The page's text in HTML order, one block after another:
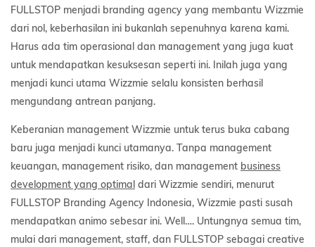
FULLSTOP menjadi branding agency yang membantu Wizzmie
dari nol, keberhasilan ini bukanlah sepenuhnya karena kami.
Harus ada tim operasional dan management yang juga kuat
untuk mendapatkan kesuksesan seperti ini. Inilah juga yang
menjadi kunci utama Wizzmie selalu konsisten berhasil
mengundang antrean panjang.
Keberanian management Wizzmie untuk terus buka cabang
baru juga menjadi kunci utamanya. Tanpa management
keuangan, management risiko, dan management business
development yang optimal dari Wizzmie sendiri, menurut
FULLSTOP Branding Agency Indonesia, Wizzmie pasti susah
mendapatkan animo sebesar ini. Well…. Untungnya semua tim,
mulai dari management, staff, dan FULLSTOP sebagai creative